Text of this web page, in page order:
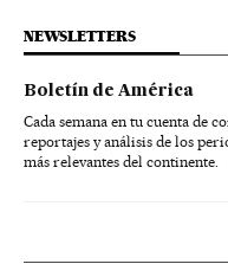
NEWSLETTERS
Boletín de América
Cada semana en tu cuenta de
reportajes y análisis de los
más relevantes del continente.